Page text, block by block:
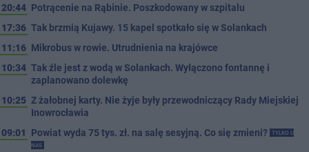
20:44 Potrącenie na Rąbinie. Poszkodowany w szpitalu
17:36 Tak brzmią Kujawy. 15 kapel spotkało się w Solankach
11:16 Mikrobus w rowie. Utrudnienia na krajówce
10:34 Tak źle jest z wodą w Solankach. Wyłączono fontannę i
zaplanowano dolewkę
10:25 Z żałobnej karty. Nie żyje były przewodniczący Rady Miejskiej
Inowrocławia
09:01
Powiat wyda 75 tys. zł. na salę sesyjną. Co się zmieni?
TYLKO U
NAS